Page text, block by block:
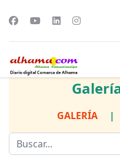
GALERÍA |